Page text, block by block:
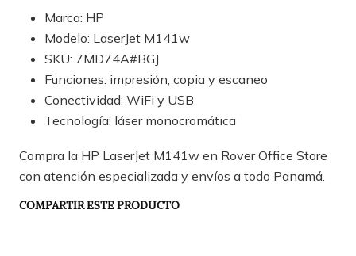
Marca: HP
Modelo: LaserJet M141w
SKU: 7MD74A#BGJ
Funciones: impresión, copia y escaneo
Conectividad: WiFi y USB
Tecnología: láser monocromática
Compra la HP LaserJet M141w en Rover Office Store
con atención especializada y envíos a todo Panamá.
COMPARTIR ESTE PRODUCTO